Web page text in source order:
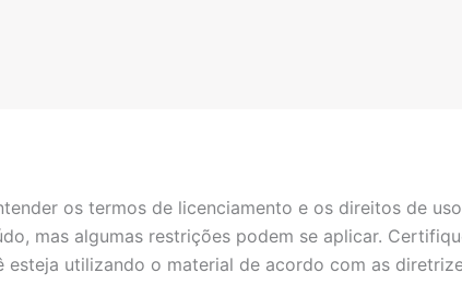
os termos de licenciamento e os direitos de
mas algumas restrições podem se aplicar.
utilizando o material de acordo com as